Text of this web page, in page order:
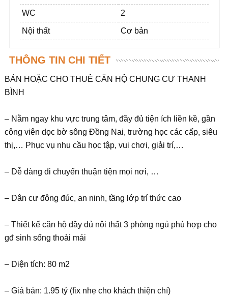
WC 2
Nội thất Cơ bản
THÔNG TIN CHI TIẾT
BÁN HOẶC CHO THUÊ CĂN HỘ CHUNG CƯ THANH
BÌNH
– Nằm ngay khu vực trung tâm, đầy đủ tiện ích liền kề, gần
công viên dọc bờ sông Đồng Nai, trường học các cấp, siêu
thị,… Phục vụ nhu cầu học tập, vui chơi, giải trí,…
– Dễ dàng di chuyển thuận tiện mọi nơi, …
– Dân cư đông đúc, an ninh, tầng lớp trí thức cao
– Thiết kế căn hộ đầy đủ nội thất 3 phòng ngủ phù hợp cho
gđ sinh sống thoải mái
– Diện tích: 80 m2
– Giá bán: 1.95 tỷ (fix nhẹ cho khách thiện chí)